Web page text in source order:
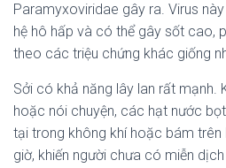
Paramyxoviridae gây ra. Virus
hệ hô hấp và có thể gây sốt cao,
theo các triệu chứng khác giống
Sởi có khả năng lây lan rất mạnh.
hoặc nói chuyện, các hạt nước
tại trong không khí hoặc bám
giờ, khiến người chưa có miễn